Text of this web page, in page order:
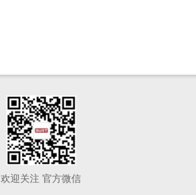
欢迎关注 官方微信